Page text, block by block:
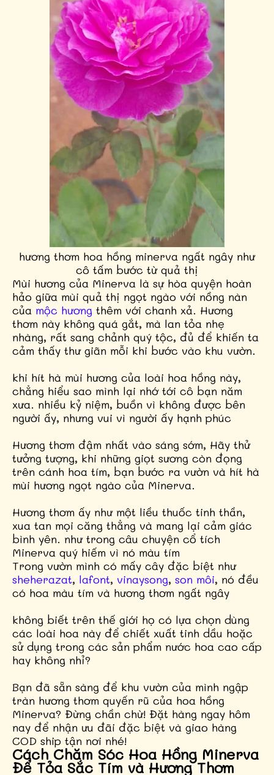
hương thơm hoa hồng minerva ngất ngây như
cô tấm bước từ quả thị
Mùi hương của Minerva là sự hòa quyện hoàn
hảo giữa mùi quả thị ngọt ngào với nồng nàn
của mộc hương thêm với chanh xả. Hương
thơm này không quá gắt, mà lan tỏa nhẹ
nhàng, rất sang chảnh quý tộc, đủ để khiến ta
cảm thấy thư giãn mỗi khi bước vào khu vườn.
khi hít hà mùi hương của loài hoa hồng này,
chẳng hiểu sao mình lại nhớ tới cô bạn năm
xưa. nhiều kỷ niệm, buồn vì không được bên
người ấy, nhưng vui vì người ấy hạnh phúc
Hương thơm đậm nhất vào sáng sớm, Hãy thử
tưởng tượng, khi những giọt sương còn đọng
trên cánh hoa tím, bạn bước ra vườn và hít hà
mùi hương ngọt ngào của Minerva.
Hương thơm ấy như một liều thuốc tinh thần,
xua tan mọi căng thẳng và mang lại cảm giác
bình yên. như trong câu chuyện cổ tích
Minerva quý hiếm vì nó màu tím
Trong vườn mình có mấy cây đặc biệt như
sheherazat, lafont, vinaysong, son môi, nó đều
có hoa màu tím và hương thơm ngất ngây
không biết trên thế giới họ có lựa chọn dùng
các loài hoa này để chiết xuất tinh dầu hoặc
sử dụng trong các sản phẩm nước hoa cao cấp
hay không nhỉ?
Bạn đã sẵn sàng để khu vườn của mình ngập
tràn hương thơm quyến rũ của hoa hồng
Minerva? Đừng chần chừ! Đặt hàng ngay hôm
nay để nhận ưu đãi đặc biệt và giao hàng
COD ship tận nơi nhé!
Cách Chăm Sóc Hoa Hồng Minerva
Để Tỏa Sắc Tím và Hương Thơm